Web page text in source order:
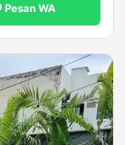
Pesan WA